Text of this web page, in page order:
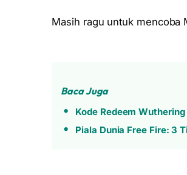
Masih ragu untuk mencoba
Baca Juga
Kode Redeem
Piala Dunia Free Fire: 3